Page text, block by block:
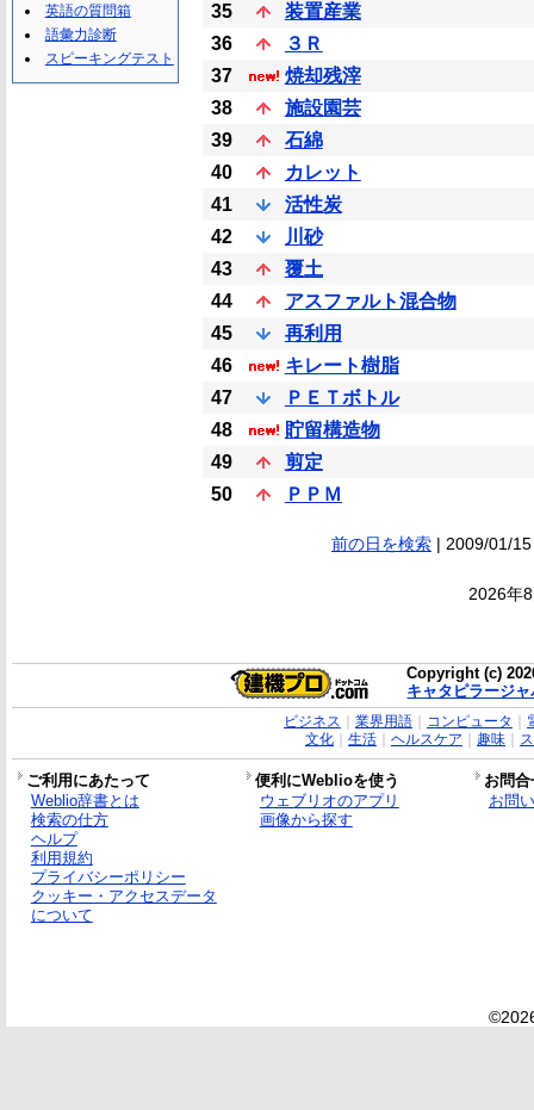
35
装置産業
36
３Ｒ
37
焼却残滓
38
施設園芸
39
石綿
40
カレット
41
活性炭
42
川砂
43
覆土
44
アスファルト混合物
45
再利用
46
キレート樹脂
47
ＰＥＴボトル
48
貯留構造物
49
剪定
50
ＰＰＭ
前の日を検索| 2009/01/
2026年
英語の質問箱
語彙力診断
スピーキングテスト
Copyright (c)
キャタピラージ
ビジネス 業界用語｜ コンピュータ
文化｜ 生活｜ ヘルスケア 趣味｜
ご利用にあたって 便利にWeblioを使う
お問
Weblio辞書とは
検索の仕方
ヘルプ
利用規約
プライバシーポリシー
クッキー・アクセスデータ
について
ウェブリオのアプリ
画像から探す
お問